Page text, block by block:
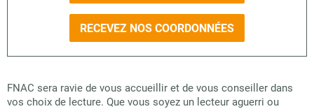
RECEVEZ NOS COORDONNÉES
FNAC sera ravie de vous accueillir et de vous conseiller dans
vos choix de lecture. Que vous soyez un lecteur aguerri ou